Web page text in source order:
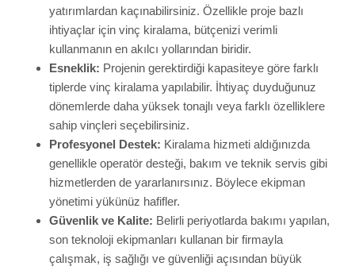
yatırımlardan kaçınabilirsiniz. Özellikle proje bazlı
ihtiyaçlar için vinç kiralama, bütçenizi verimli
kullanmanın en akılcı yollarından biridir.
Esneklik: Projenin gerektirdiği kapasiteye göre farklı
tiplerde vinç kiralama yapılabilir. İhtiyaç duyduğunuz
dönemlerde daha yüksek tonajlı veya farklı özelliklere
sahip vinçleri seçebilirsiniz.
Profesyonel Destek: Kiralama hizmeti aldığınızda
genellikle operatör desteği, bakım ve teknik servis gibi
hizmetlerden de yararlanırsınız. Böylece ekipman
yönetimi yükünüz hafifler.
Güvenlik ve Kalite: Belirli periyotlarda bakımı yapılan,
son teknoloji ekipmanları kullanan bir firmayla
çalışmak, iş sağlığı ve güvenliği açısından büyük